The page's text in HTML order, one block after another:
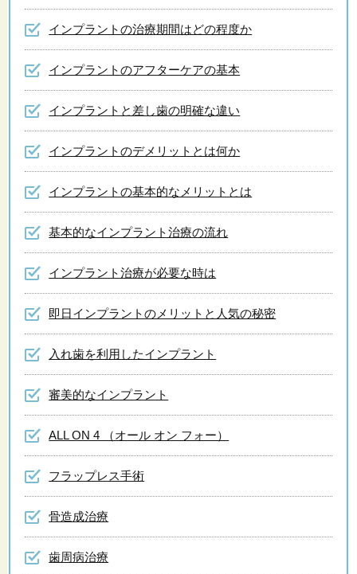
インプラントの治療期間はどの程度か
インプラントのアフターケアの基本
インプラントと差し歯の明確な違い
インプラントのデメリットとは何か
インプラントの基本的なメリットとは
基本的なインプラント治療の流れ
インプラント治療が必要な時は
即日インプラントのメリットと人気の秘密
入れ歯を利用したインプラント
審美的なインプラント
ALL ON 4 （オール オン フォー）
フラップレス手術
骨造成治療
歯周病治療